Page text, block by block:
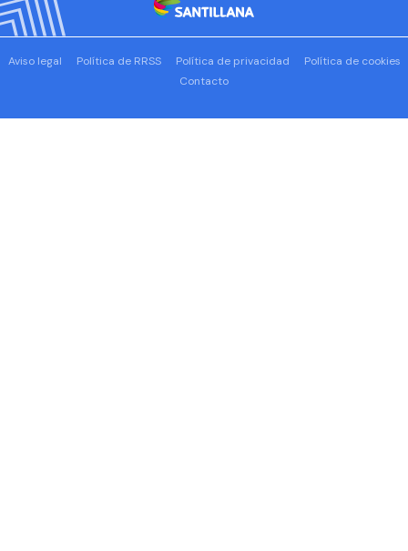
Aviso legal Política de RRSS Política de privacidad
Política de cookies
Contacto